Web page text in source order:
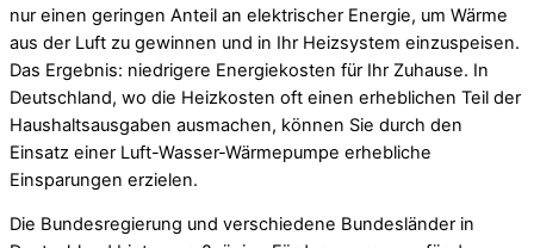
nur einen geringen Anteil an elektrischer Energie, um Wärme
aus der Luft zu gewinnen und in Ihr Heizsystem einzuspeisen.
Das Ergebnis: niedrigere Energiekosten für Ihr Zuhause. In
Deutschland, wo die Heizkosten oft einen erheblichen Teil der
Haushaltsausgaben ausmachen, können Sie durch den
Einsatz einer Luft-Wasser-Wärmepumpe erhebliche
Einsparungen erzielen.
Die Bundesregierung und verschiedene Bundesländer in